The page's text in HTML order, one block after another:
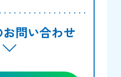
問い合わせ